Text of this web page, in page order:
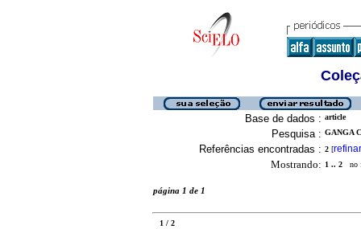
Base de dados : article
Pesquisa : GANGA
Referências encontradas : 2 [refinar
Mostrando: 1 .. 2 no
página 1 de 1
1 / 2